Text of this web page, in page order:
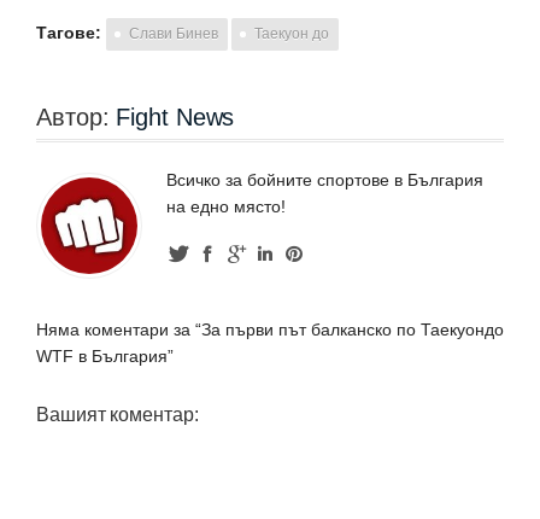
Тагове: Слави Бинев Таекуон до
Автор: Fight News
Всичко за бойните спортове в България
на едно място!
Няма коментари за “За първи път балканско по Таекуондо
WTF в България”
Вашият коментар: